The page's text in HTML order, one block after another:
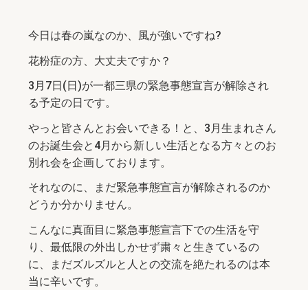
今日は春の嵐なのか、風が強いですね?
花粉症の方、大丈夫ですか？
3月7日(日)が一都三県の緊急事態宣言が解除され
る予定の日です。
やっと皆さんとお会いできる！と、3月生まれさん
のお誕生会と4月から新しい生活となる方々とのお
別れ会を企画しております。
それなのに、まだ緊急事態宣言が解除されるのか
どうか分かりません。
こんなに真面目に緊急事態宣言下での生活を守
り、最低限の外出しかせず粛々と生きているの
に、まだズルズルと人との交流を絶たれるのは本
当に辛いです。